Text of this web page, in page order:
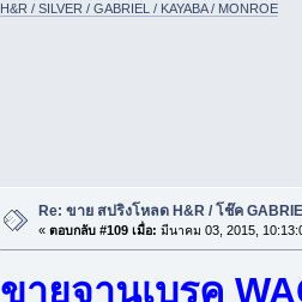
H&R / SILVER / GABRIEL / KAYABA / MONROE
Re: ขาย สปริงโหลด H&R / โช๊ค
«ตอบกลับ #109 เมื่อ: มีนาคม 03, 2015,
ขายจานเบรค